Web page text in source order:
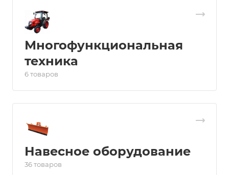
Многофункциональная
техника
6 товаров
Навесное оборудование
36 товаров